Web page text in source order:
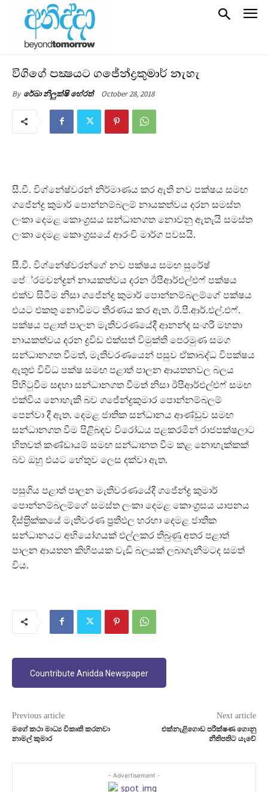
විගිගේ පක්‍ෂයට ගජේන්ද්‍රකුමාර් නැහැ‍
By රේඛා නිලුක්ෂි හේරත් October 28, 2018
සී.වී. විග්නේෂ්වරන් නිර්මාණය කර ඇති නව පක්ෂය සමඟ
ගජේන්ද්‍ර කුමාර් පොන්නම්බලම් නායකත්වය දරන සමස්ත
ලංකා දෙමළ කොංග‍්‍රසය සන්ධානගත නොවනු ඇතැයි සමස්ත
ලංකා දෙමළ කොංග‍්‍රසයේ ආරංචි මාර්ග පවසයි.
සී.වී. විග්නේෂ්වරන්ගේ නව පක්ෂය සමඟ සුරේෂ්
පේ‍්‍රමචන්ද්‍රන් නායකත්වය දරන ඊපීආර්එල්එෆ් පක්ෂය
එක්ව සිටීම නිසා ගජේන්ද්‍ර කුමාර් පොන්නම්බලම්ගේ පක්ෂය
එයට එකතු නොවීමට තීරණය කර ඇත. ඊ.පී.ආර්.එල්.එෆ්.
පක්ෂය පළාත් පාලන මැතිවරණයේදී ආනන්ද සංගරී මහතා
නායකත්වය දරන ද්‍රවිඩ එක්සත් විමුක්ති පෙරමුණ සමග
සන්ධානගත වීමත්, මැතිවරණයෙන් පසුව ඒකාබද්ධ විපක්ෂය
ඇතුළු විවිධ පක්ෂ සමඟ පළාත් පාලන ආයතනවල බලය
පිහිටුවීම සඳහා සන්ධානගත වීමත් නිසා ඊපීආර්එල්එෆ් සමඟ
එක්විය නොහැකි බව ගජේන්ද්‍රකුමාර පොන්නම්බලම්
පෙන්වා දී ඇත. දෙමළ ජාතික සන්ධානය ආණ්ඩුව සමඟ
සන්ධානගත වීම පිළිබඳව විරෝධය පළකරමින් රාජපක්ෂලාට
හිතවත් කණ්ඩායම් සමඟ සන්ධානත වීම කළ නොහැක්කක්
බව ඔහු එයට හේතුව ලෙස දක්වා ඇත.
පසුගිය පළාත් පාලන මැතිවරණයේදී ගජේන්ද්‍ර කුමාර්
පොන්නම්බලම්ගේ සමස්ත ලංකා දෙමළ කොංග‍්‍රසය යාපනය
දිස්ත‍්‍රික්කයේ මැතිවරණ ප‍්‍රතිඵල හරහා දෙමළ ජාතික
සන්ධානයට අභියෝගයක් එල්ලකර තිබුණු අතර පළාත්
පාලන ආයතන කිහිපයක වැඩි බලයක් ලබාගැනීමටද සමත්
විය.
Countribute Anidda Newspaper
Previous article
මගේ කථා මාධ්‍ය විකෘති කරනවා
නාමල් කුමාර
Next article
එක්නැළිගොඩ පරීක්ෂණ ගොනු
නීතිපතිට යැවේ
- Advertisement -